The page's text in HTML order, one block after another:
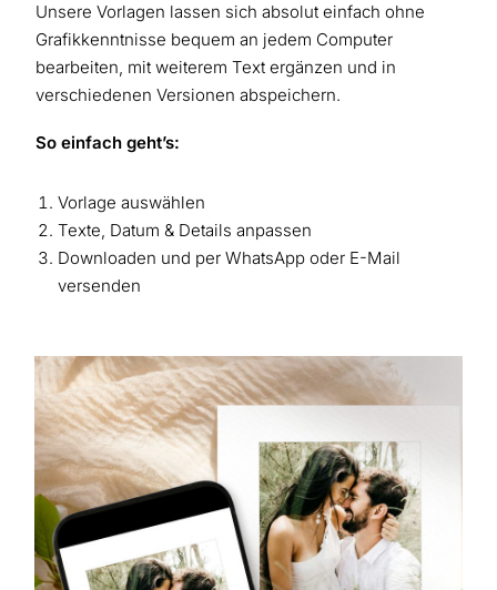
Unsere Vorlagen lassen sich absolut einfach ohne
Grafikkenntnisse bequem an jedem Computer
bearbeiten, mit weiterem Text ergänzen und in
verschiedenen Versionen abspeichern.
So einfach geht’s:
Vorlage auswählen
Texte, Datum & Details anpassen
Downloaden und per WhatsApp oder E-Mail
versenden